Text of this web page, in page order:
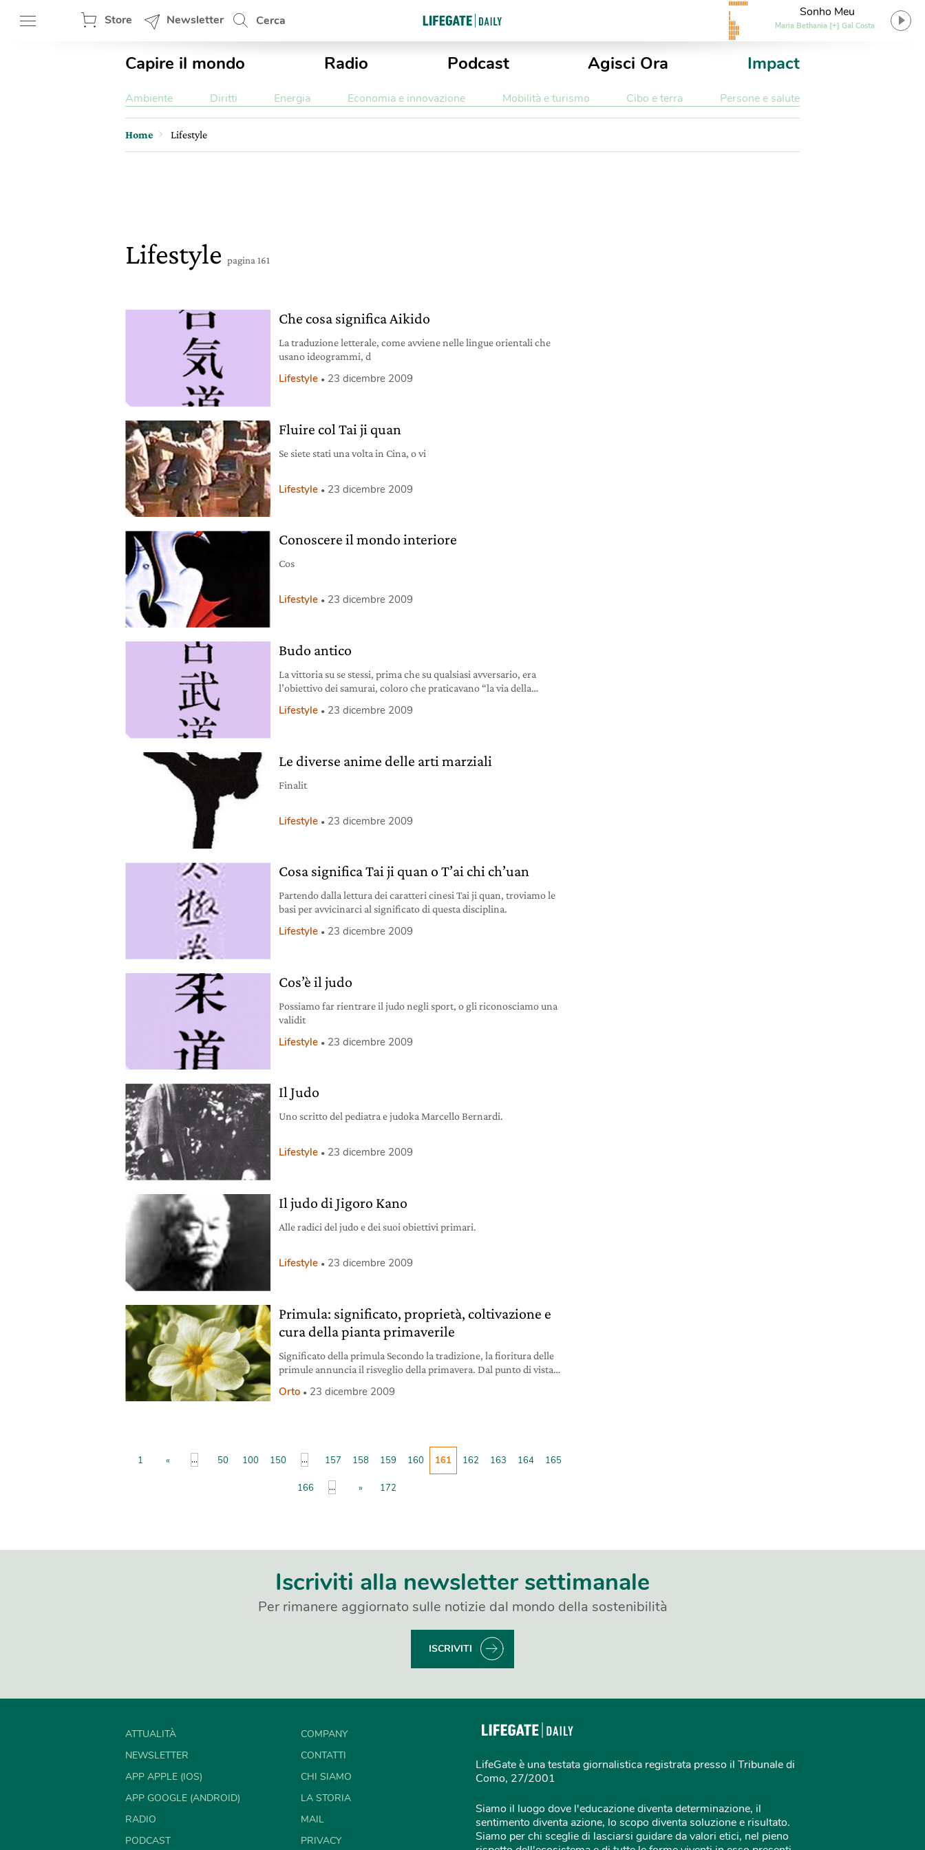
Store Newsletter Cerca
Sonho Meu
Maria Bethania [+] Gal Costa
Capire il mondo Radio Podcast Agisci Ora Impact
Ambiente Diritti Energia Economia e innovazione Mobilità e turismo Cibo e terra Persone e salute
Home Lifestyle
Lifestyle pagina 161
Che cosa significa Aikido
La traduzione letterale, come avviene nelle lingue orientali che
usano ideogrammi, d
Lifestyle 23 dicembre 2009
Fluire col Tai ji quan
Se siete stati una volta in Cina, o vi
Lifestyle 23 dicembre 2009
Conoscere il mondo interiore
Cos
Lifestyle 23 dicembre 2009
Budo antico
La vittoria su se stessi, prima che su qualsiasi avversario, era
l’obiettivo dei samurai, coloro che praticavano “la via della
Lifestyle 23 dicembre 2009
Le diverse anime delle arti marziali
Finalit
Lifestyle 23 dicembre 2009
Cosa significa Tai ji quan o T’ai chi ch’uan
Partendo dalla lettura dei caratteri cinesi Tai ji quan, troviamo le
basi per avvicinarci al significato di questa disciplina.
Lifestyle 23 dicembre 2009
Cos’è il judo
Possiamo far rientrare il judo negli sport, o gli riconosciamo una
validit
Lifestyle 23 dicembre 2009
Il Judo
Uno scritto del pediatra e judoka Marcello Bernardi.
Lifestyle 23 dicembre 2009
Il judo di Jigoro Kano
Alle radici del judo e dei suoi obiettivi primari.
Lifestyle 23 dicembre 2009
Primula: significato, proprietà, coltivazione e
cura della pianta primaverile
Significato della primula Secondo la tradizione, la fioritura delle
primule annuncia il risveglio della primavera. Dal punto di vista
Bingen, che suggeriva di usarla contro i raffreddori e per calmare
Orto 23 dicembre 2009
1 « ... 50 100 150 ... 157 158 159 160 161 162 163 164 165
166 ... » 172
Iscriviti alla newsletter settimanale
Per rimanere aggiornato sulle notizie dal mondo della sostenibilità
ISCRIVITI
ATTUALITÀ
NEWSLETTER
APP APPLE (IOS)
APP GOOGLE (ANDROID)
RADIO
PODCAST
COMPANY
CONTATTI
CHI SIAMO
LA STORIA
MAIL
PRIVACY
LifeGate è una testata giornalistica registrata presso il Tribunale di
Como, 27/2001
Siamo il luogo dove l'educazione diventa determinazione, il
sentimento diventa azione, lo scopo diventa soluzione e risultato.
Siamo per chi sceglie di lasciarsi guidare da valori etici, nel pieno